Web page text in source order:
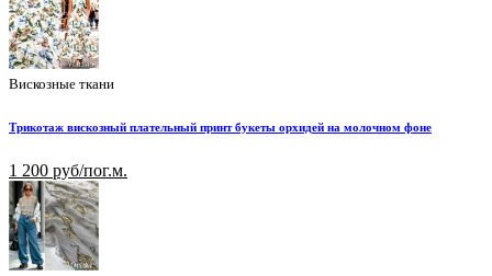
Вискозные ткани
Трикотаж вискозный плательный принт букеты орхидей на молочном фоне
1 200 руб/пог.м.